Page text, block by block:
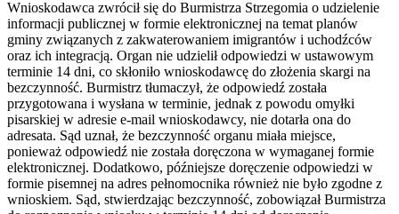
Wnioskodawca zwrócił się do Burmistrza Strzegomia o udzielenie
informacji publicznej w formie elektronicznej na temat planów
gminy związanych z zakwaterowaniem imigrantów i uchodźców
oraz ich integracją. Organ nie udzielił odpowiedzi w ustawowym
terminie 14 dni, co skłoniło wnioskodawcę do złożenia skargi na
bezczynność. Burmistrz tłumaczył, że odpowiedź została
przygotowana i wysłana w terminie, jednak z powodu omyłki
pisarskiej w adresie e-mail wnioskodawcy, nie dotarła ona do
adresata. Sąd uznał, że bezczynność organu miała miejsce,
ponieważ odpowiedź nie została doręczona w wymaganej formie
elektronicznej. Dodatkowo, późniejsze doręczenie odpowiedzi w
formie pisemnej na adres pełnomocnika również nie było zgodne z
wnioskiem. Sąd, stwierdzając bezczynność, zobowiązał Burmistrza